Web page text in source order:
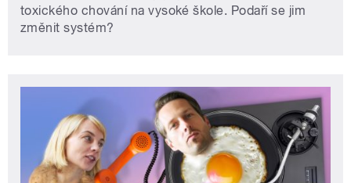
toxického chování na vysoké škole. Podaří se jim
změnit systém?